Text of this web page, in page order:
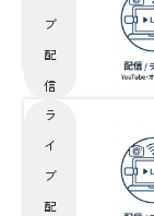
ブ
配
信
ラ
イ
ブ
配